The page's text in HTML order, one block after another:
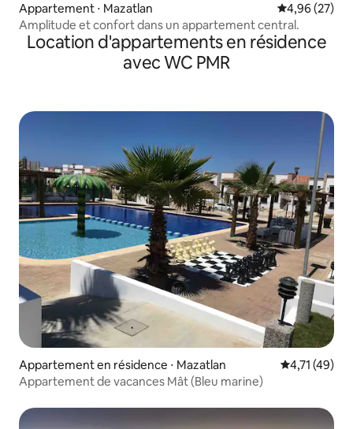
Appartement ⋅ Mazatlan Évaluation
4,96 (27)
Amplitude et confort dans un appartement central.
Location d'appartements en résidence
avec WC PMR
Appartement en résidence ⋅ Mazatlan Évaluation
4,71 (49)
Appartement de vacances Mât (Bleu marine)